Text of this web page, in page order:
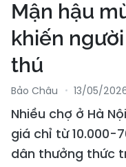
Mận hậu
khiến
thú
Bảo Châu 13/05/
Nhiều chợ ở Hà
giá chỉ từ 10.000-
dân thưởng thức